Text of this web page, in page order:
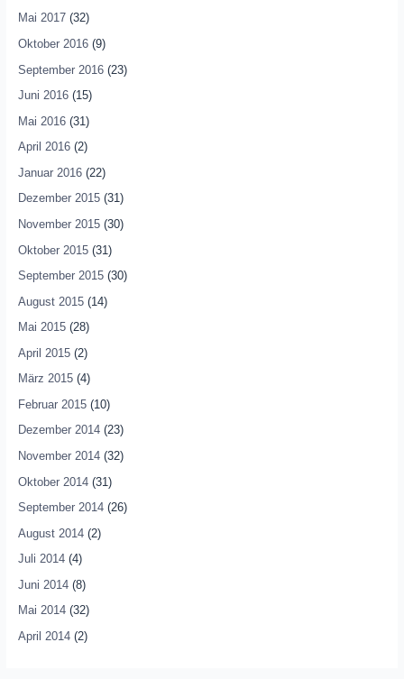
Mai 2017(32)
Oktober 2016(9)
September 2016(23)
Juni 2016(15)
Mai 2016(31)
April 2016(2)
Januar 2016(22)
Dezember 2015(31)
November 2015(30)
Oktober 2015(31)
September 2015(30)
August 2015(14)
Mai 2015(28)
April 2015(2)
März 2015(4)
Februar 2015(10)
Dezember 2014(23)
November 2014(32)
Oktober 2014(31)
September 2014(26)
August 2014(2)
Juli 2014(4)
Juni 2014(8)
Mai 2014(32)
April 2014(2)